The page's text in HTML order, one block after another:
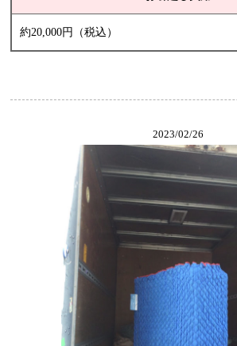
約20,000円（税込）
2023/02/26